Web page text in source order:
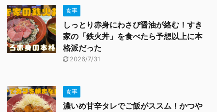
食事
しっとり赤身にわさび醤油が絡む！すき
家の「鉄火丼」を食べたら予想以上に本
格派だった
2026/7/31
食事
濃いめ甘辛タレでご飯がススム！かつや